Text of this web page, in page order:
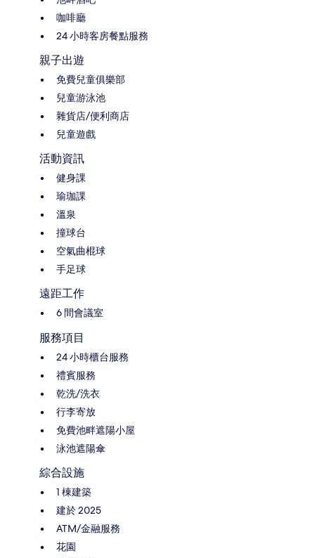
咖啡廳
24 小時客房餐點服務
親子出遊
免費兒童俱樂部
兒童游泳池
雜貨店/便利商店
兒童遊戲
活動資訊
健身課
瑜珈課
溫泉
撞球台
空氣曲棍球
手足球
遠距工作
6 間會議室
服務項目
24 小時櫃台服務
禮賓服務
乾洗/洗衣
行李寄放
免費池畔遮陽小屋
泳池遮陽傘
綜合設施
1 棟建築
建於 2025
ATM/金融服務
花園